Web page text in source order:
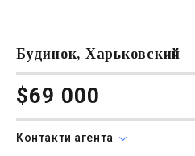
Будинок, Харьковский
$69 000
Контакти агента